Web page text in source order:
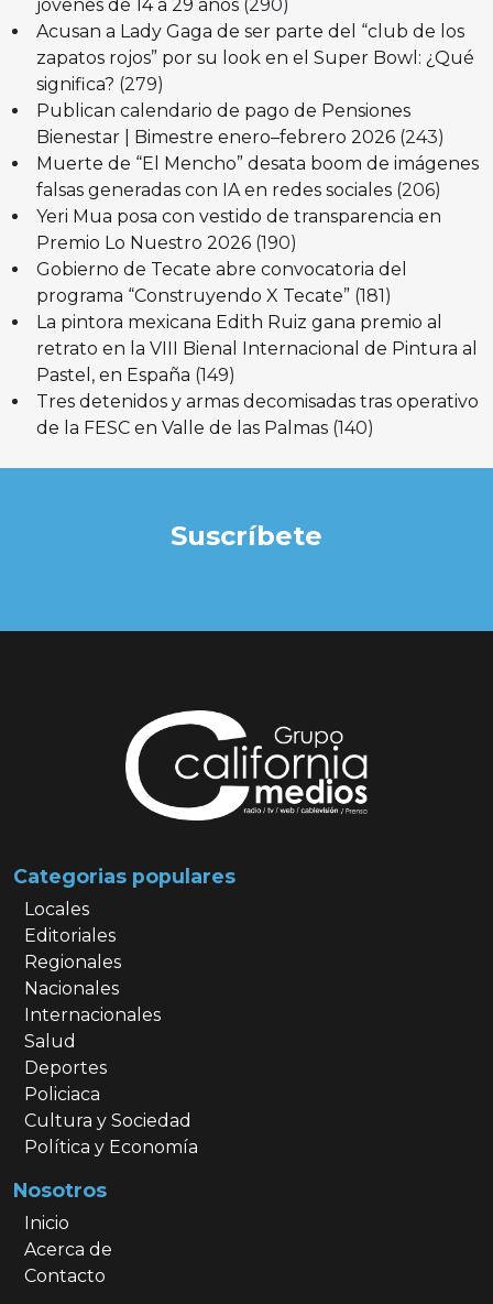
jóvenes de 14 a 29 años (290)
Acusan a Lady Gaga de ser parte del “club de los
zapatos rojos” por su look en el Super Bowl: ¿Qué
significa? (279)
Publican calendario de pago de Pensiones
Bienestar | Bimestre enero–febrero 2026 (243)
Muerte de “El Mencho” desata boom de imágenes
falsas generadas con IA en redes sociales (206)
Yeri Mua posa con vestido de transparencia en
Premio Lo Nuestro 2026 (190)
Gobierno de Tecate abre convocatoria del
programa “Construyendo X Tecate” (181)
La pintora mexicana Edith Ruiz gana premio al
retrato en la VIII Bienal Internacional de Pintura al
Pastel, en España (149)
Tres detenidos y armas decomisadas tras operativo
de la FESC en Valle de las Palmas (140)
Suscríbete
Categorias populares
Locales
Editoriales
Regionales
Nacionales
Internacionales
Salud
Deportes
Policiaca
Cultura y Sociedad
Política y Economía
Nosotros
Inicio
Acerca de
Contacto